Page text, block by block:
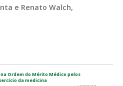
e Renato Walch,
Ordem do Mérito Médico pelos
da medicina